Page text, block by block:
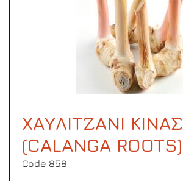
ΧΑΥΛΙΤΖΑΝΙ ΚΙΝΑΣ
(CALANGA ROOTS)
Code 858